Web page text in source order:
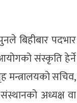
बिहीबार पदभार
संस्कृति हेर्ने
मन्त्रालयको सचिव,
अध्यक्ष वा